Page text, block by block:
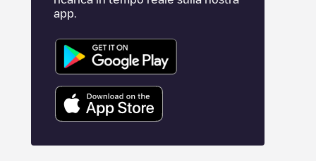
app.